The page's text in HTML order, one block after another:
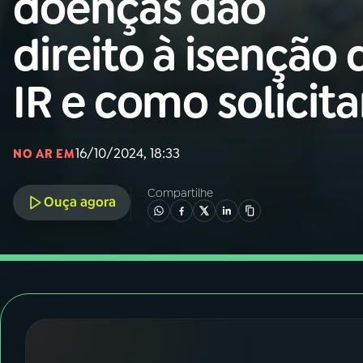
01INÍCIO
02A RÁDIO
03PROGRAMAÇÃO
04PROGRAMAS
05PODCASTS
direito à isenção
IR e como
NO AR EM16/10/2024, 18:33
Ouça agora
Compartilhe